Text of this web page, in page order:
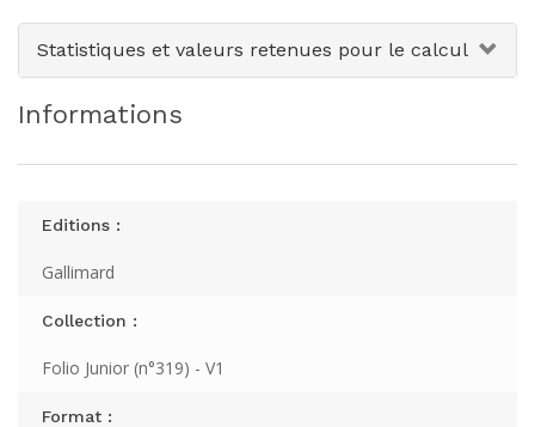
Statistiques et valeurs retenues pour le calcul
Informations
Editions :
Gallimard
Collection :
Folio Junior (n°319) - V1
Format :